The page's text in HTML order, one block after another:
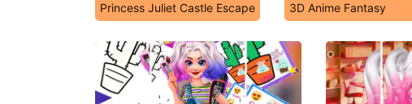
Princess Juliet Castle Escape 3D Anime Fantasy